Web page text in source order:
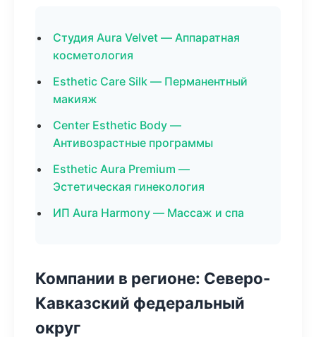
Студия Aura Velvet — Аппаратная
косметология
Esthetic Care Silk — Перманентный
макияж
Center Esthetic Body —
Антивозрастные программы
Esthetic Aura Premium —
Эстетическая гинекология
ИП Aura Harmony — Массаж и спа
Компании в регионе: Северо-
Кавказский федеральный
округ